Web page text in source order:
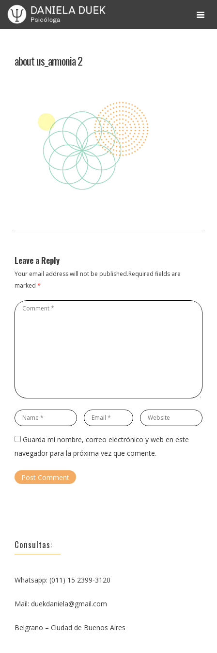
Skip
Daniela Cohen Duek
Psicóloga
about us_armonia 2
Leave a Reply
Your email address will not be published.Required fields are
marked *
Comment
Name
Email
Website
Guarda mi nombre, correo electrónico y web en este
navegador para la próxima vez que comente.
Consultas:
Whatsapp: (011) 15 2399-3120
Mail: duekdaniela@gmail.com
Belgrano – Ciudad de Buenos Aires